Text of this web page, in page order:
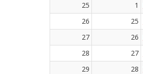
25
1
26
25
27
26
28
27
29
28